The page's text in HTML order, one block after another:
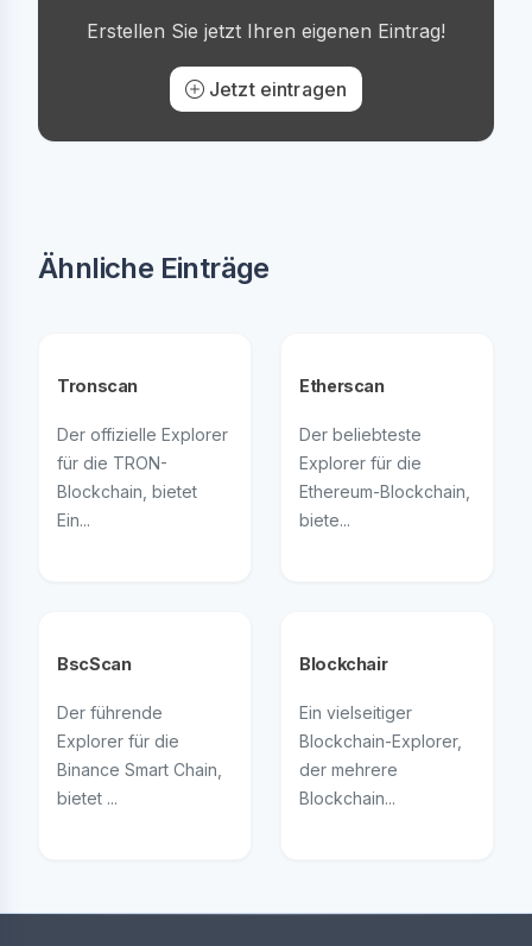
Erstellen Sie jetzt Ihren eigenen Eintrag!
Jetzt eintragen
Ähnliche Einträge
Tronscan
Der offizielle Explorer
für die TRON-
Blockchain, bietet
Ein...
Etherscan
Der beliebteste
Explorer für die
Ethereum-Blockchain,
biete...
BscScan
Der führende
Explorer für die
Binance Smart Chain,
bietet ...
Blockchair
Ein vielseitiger
Blockchain-Explorer,
der mehrere
Blockchain...